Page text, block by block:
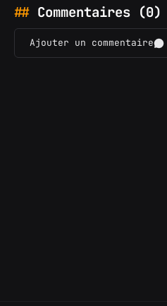
Commentaires (0)
Ajouter un commentaire